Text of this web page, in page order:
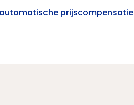
automatische